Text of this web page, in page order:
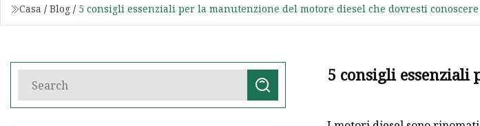
Casa / Blog / 5 consigli essenziali per la manutenzione del motore diesel che dovresti conoscere
5 consigli essenziali